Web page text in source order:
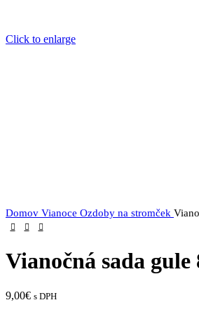
Click to enlarge
Domov Vianoce Ozdoby na stromček
Vianočná sada gule
9,00€ s DPH